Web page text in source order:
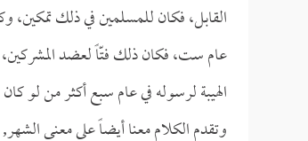
القابل، فكان للمسلمين في ذلك تمكين،
عام ست، فكان ذلك فتّاً لعضد المشركين،
الهيبة لرسوله في عام سبع أكثر من لو
وتقدم الكلام معنا أيضاً على معنى